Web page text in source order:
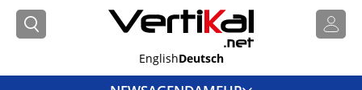
EnglishDeutsch